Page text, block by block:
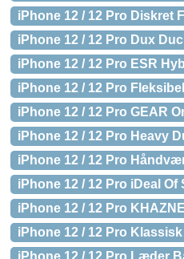
iPhone 12 / 12 Pro Diskret
iPhone 12 / 12 Pro Dux
iPhone 12 / 12 Pro ESR
iPhone 12 / 12 Pro
iPhone 12 / 12 Pro GEAR
iPhone 12 / 12 Pro Heavy
iPhone 12 / 12 Pro
iPhone 12 / 12 Pro iDeal
iPhone 12 / 12 Pro
iPhone 12 / 12 Pro
iPhone 12 / 12 Pro Læder